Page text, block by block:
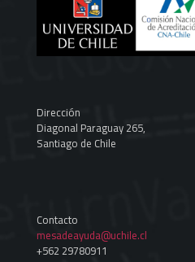
Dirección
Diagonal Paraguay 265,
Santiago de Chile
Contacto
mesadeayuda@uchile.cl
+562 29780911